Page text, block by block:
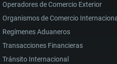
Operadores de Comercio Exterior
Organismos de Comercio
Regímenes Aduaneros
Transacciones Financieras
Tránsito Internacional